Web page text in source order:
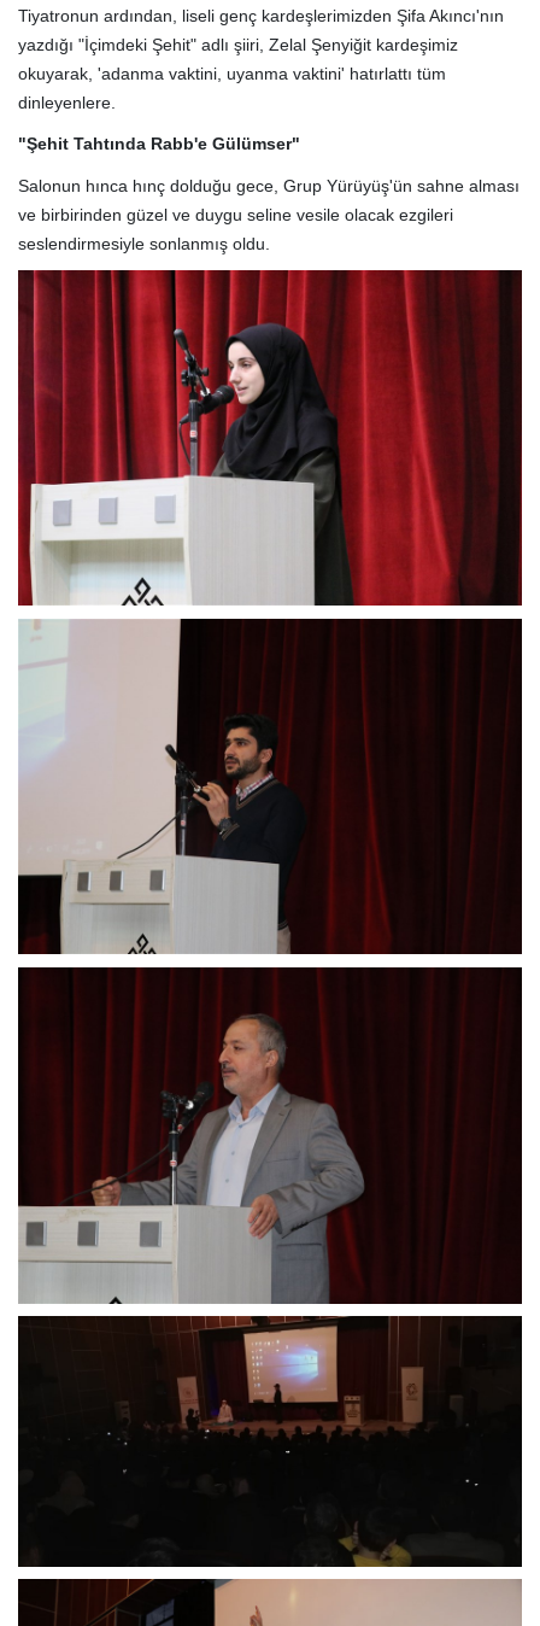
Tiyatronun ardından, liseli genç kardeşlerimizden Şifa Akıncı'nın
yazdığı "İçimdeki Şehit" adlı şiiri, Zelal Şenyiğit kardeşimiz
okuyarak, 'adanma vaktini, uyanma vaktini' hatırlattı tüm
dinleyenlere.
"Şehit Tahtında Rabb'e Gülümser"
Salonun hınca hınç dolduğu gece, Grup Yürüyüş'ün sahne alması
ve birbirinden güzel ve duygu seline vesile olacak ezgileri
seslendirmesiyle sonlanmış oldu.